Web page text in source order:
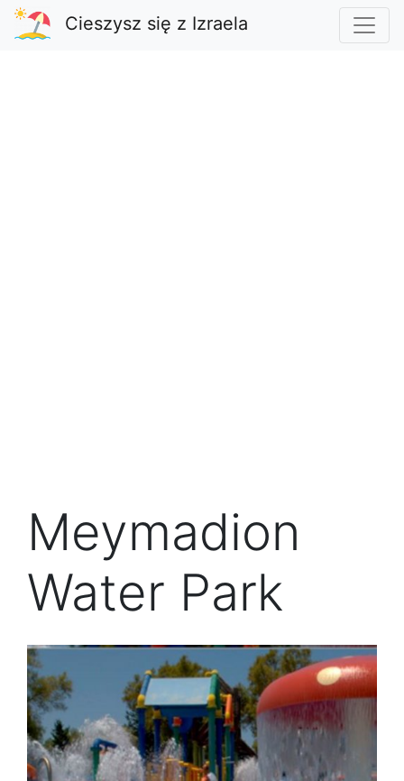
Cieszysz się z Izraela
Meymadion
Water Park